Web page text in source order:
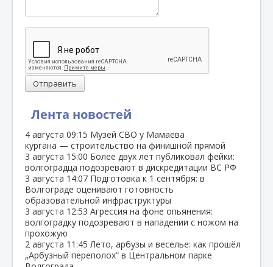
Лента новостей
4 августа 09:15 Музей СВО у Мамаева
кургана — строительство на финишной прямой
3 августа 15:00 Более двух лет публиковал фейки:
волгоградца подозревают в дискредитации ВС РФ
3 августа 14:07 Подготовка к 1 сентября: в
Волгограде оценивают готовность
образовательной инфраструктуры
3 августа 12:53 Агрессия на фоне опьянения:
волгоградку подозревают в нападении с ножом на
прохожую
2 августа 11:45 Лето, арбузы и веселье: как прошёл
„Арбузный переполох“ в Центральном парке
Отправить